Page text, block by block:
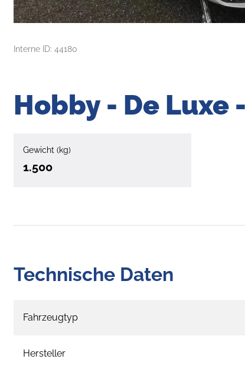
Interne ID: 44180
Hobby - De Luxe
Gewicht (kg)
1.500
Technische Daten
Fahrzeugtyp
Hersteller